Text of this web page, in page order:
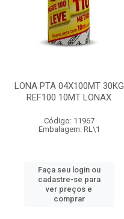
LONA PTA 04X100MT 30KG
REF100 10MT LONAX
Código: 11967
Embalagem: RL\1
Faça seu login ou
cadastre-se para
ver preços e
comprar